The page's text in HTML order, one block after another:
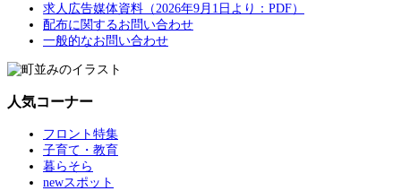
求人広告媒体資料（2026年9月1日より：PDF）
配布に関するお問い合わせ
一般的なお問い合わせ
人気コーナー
フロント特集
子育て・教育
暮らそら
newスポット